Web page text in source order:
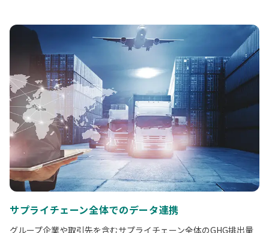
サプライチェーン全体でのデータ連携
グループ企業や取引先を含むサプライチェーン全体のGHG排出量